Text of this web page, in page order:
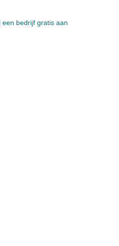
een bedrijf gratis aan